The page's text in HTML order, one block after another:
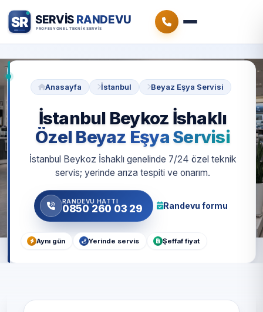
Anasayfa İstanbul Beyaz Eşya Servisi
İstanbul Beykoz İshaklı
Özel Beyaz Eşya Servisi
İstanbul Beykoz İshaklı genelinde 7/24 özel teknik
servis; yerinde arıza tespiti ve onarım.
RANDEVU HATTI
0850 260 03 29 Randevu formu
Aynı gün Yerinde servis Şeffaf fiyat